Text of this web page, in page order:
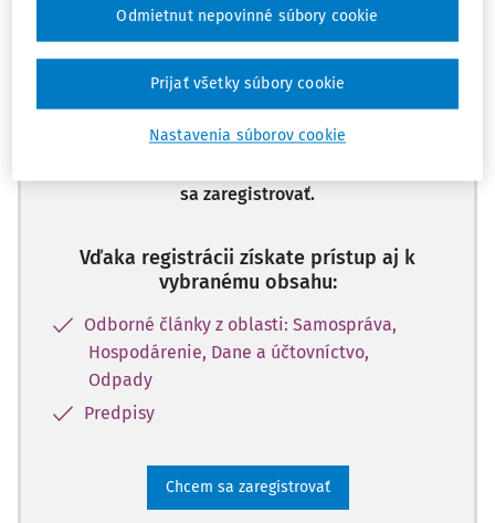
Celý odborný obsah z tejto oblasti je
dostupný predplatiteľom portálu.
Odomknite si prístup k odbornému obsahu
sa zaregistrovať.
Vďaka registrácii získate prístup aj k
vybranému obsahu:
Odborné články z oblasti: Samospráva,
Hospodárenie, Dane a účtovníctvo,
Odpady
Predpisy
Chcem sa zaregistrovať
Nastavenia súborov cookie
Odmietnut nepovinné súbory cookie
Prijať všetky súbory cookie